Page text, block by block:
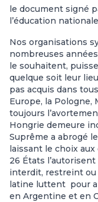
le document signé
l’éducation
Nos organisations
nombreuses
le souhaitent,
quelque soit leur
pas acquis dans
Europe, la Pologne,
toujours
Hongrie demeure
Suprême a abrogé
laissant le choix
26 États
interdit, restreint ou
latine luttent pour
en Argentine et en